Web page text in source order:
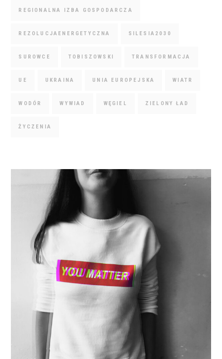
REGIONALNA IZBA GOSPODARCZA
REZOLUCJAENERGETYCZNA SILESIA2030
SUROWCE TOBISZOWSKI TRANSFORMACJA
UE UKRAINA UNIA EUROPEJSKA WIATR
WODÓR WYWIAD WĘGIEL ZIELONY ŁAD
ŻYCZENIA